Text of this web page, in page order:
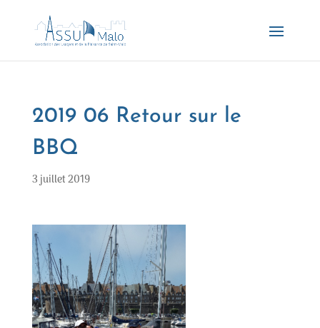
2019 06 Retour sur le
BBQ
3 juillet 2019